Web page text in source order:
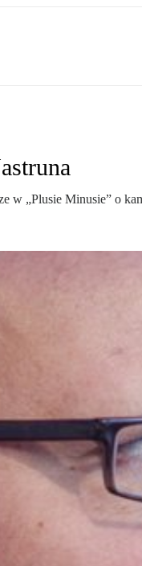
w „Plusie Minusie” o